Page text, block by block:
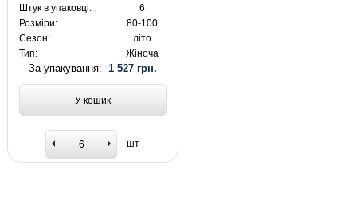
Штук в упаковці:
6
Розміри:
80-100
Сезон:
літо
Тип:
Жіноча
За упакування: 1 527 грн.
У кошик
шт